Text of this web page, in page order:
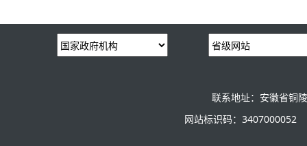
联系地址：安徽省铜
网站标识码：3407000052